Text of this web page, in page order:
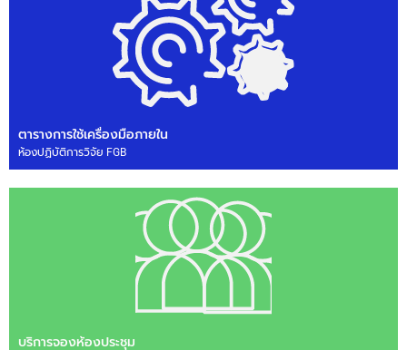
บริการ
ตารางการใช้เครื่องมือภายใน
ห้องปฏิบัติการวิจัย FGB
บริการจองห้องประชุม